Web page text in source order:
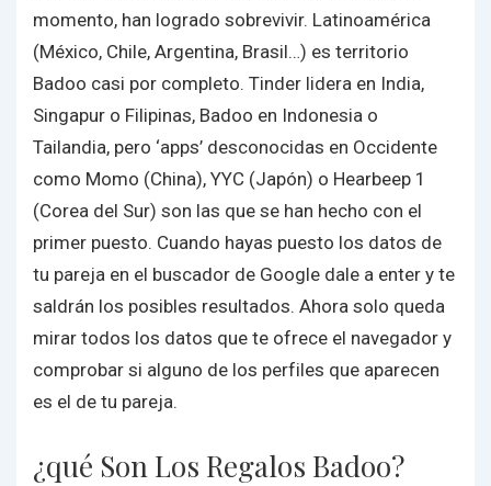
momento, han logrado sobrevivir. Latinoamérica
(México, Chile, Argentina, Brasil…) es territorio
Badoo casi por completo. Tinder lidera en India,
Singapur o Filipinas, Badoo en Indonesia o
Tailandia, pero ‘apps’ desconocidas en Occidente
como Momo (China), YYC (Japón) o Hearbeep 1
(Corea del Sur) son las que se han hecho con el
primer puesto. Cuando hayas puesto los datos de
tu pareja en el buscador de Google dale a enter y te
saldrán los posibles resultados. Ahora solo queda
mirar todos los datos que te ofrece el navegador y
comprobar si alguno de los perfiles que aparecen
es el de tu pareja.
¿qué Son Los Regalos Badoo?